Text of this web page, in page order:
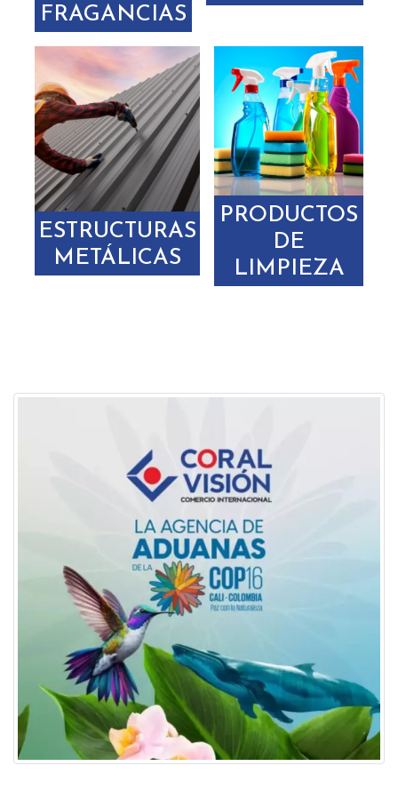
FRAGANCIAS
ESTRUCTURAS
METÁLICAS
PRODUCTOS
DE
LIMPIEZA